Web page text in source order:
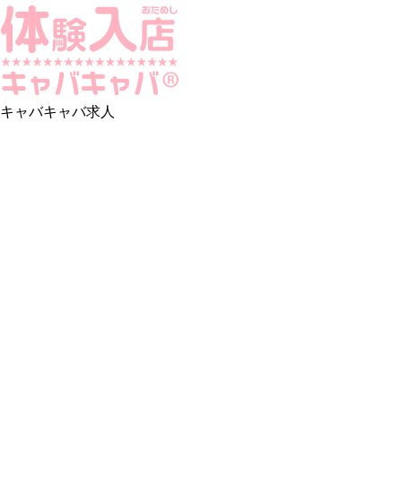
キャバキャバ求人